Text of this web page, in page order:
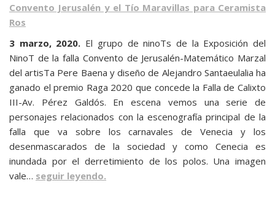
Convento Jerusalén y el Tío Maravillas para Ceramista
Ros
3 marzo, 2020. El grupo de ninoTs de la Exposición del
NinoT de la falla Convento de Jerusalén-Matemático Marzal
del artisTa Pere Baena y diseño de Alejandro Santaeulalia ha
ganado el premio Raga 2020 que concede la Falla de Calixto
III-Av. Pérez Galdós. En escena vemos una serie de
personajes relacionados con la escenografía principal de la
falla que va sobre los carnavales de Venecia y los
desenmascarados de la sociedad y como Cenecia es
inundada por el derretimiento de los polos. Una imagen
vale… seguir leyendo.